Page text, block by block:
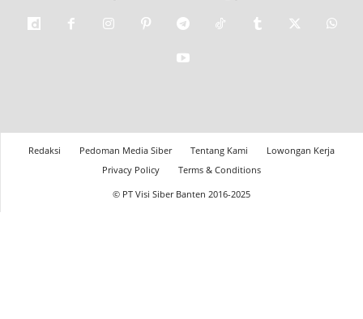
Redaksi Pedoman Media Siber Tentang Kami
Lowongan Kerja
Privacy Policy
Terms & Conditions
© PT Visi Siber Banten 2016-2025